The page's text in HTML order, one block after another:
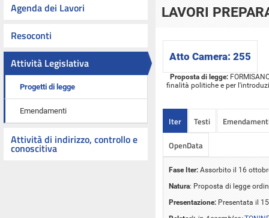
Agenda dei Lavori
Resoconti
Attività Legislativa
Progetti di legge
Emendamenti
Attività di indirizzo, controllo e
conoscitiva
LAVORI
Atto Camera: 255
Proposta di legge:
finalità politiche e per
Iter Testi
OpenData
Fase Iter: Assorbito il 16
Natura: Proposta di legge
Presentazione: Presentata il